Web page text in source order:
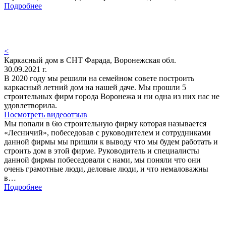
Подробнее
<
Каркасный дом в СНТ Фарада, Воронежская обл.
30.09.2021 г.
В 2020 году мы решили на семейном совете построить
каркасный летний дом на нашей даче. Мы прошли 5
строительных фирм города Воронежа и ни одна из них нас не
удовлетворила.
Посмотреть видеоотзыв
Мы попали в 6ю строительную фирму которая называется
«Лесничий», побеседовав с руководителем и сотрудниками
данной фирмы мы пришли к выводу что мы будем работать и
строить дом в этой фирме. Руководитель и специалисты
данной фирмы побеседовали с нами, мы поняли что они
очень грамотные люди, деловые люди, и что немаловажны
в…
Подробнее